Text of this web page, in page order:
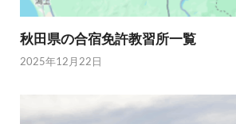
秋田県の合宿免許教習所一覧
2025年12月22日